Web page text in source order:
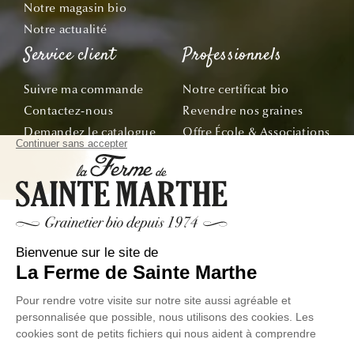
Notre magasin bio
Notre actualité
Service client
Suivre ma commande
Contactez-nous
Demandez le catalogue
Bon de commande
Tous nos conseils
Professionnels
Notre certificat bio
Revendre nos graines
Offre École & Associations
Abonnez-vous
E-mail